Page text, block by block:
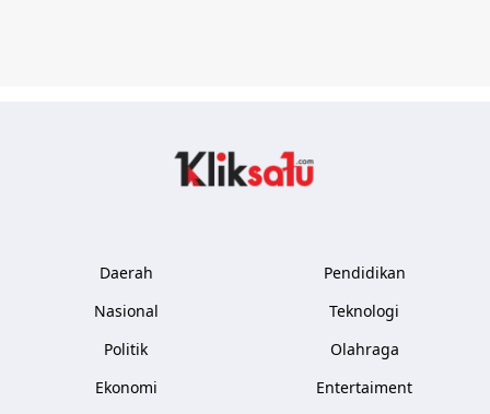
Daerah
Nasional
Politik
Ekonomi
Pendidikan
Teknologi
Olahraga
Entertaiment